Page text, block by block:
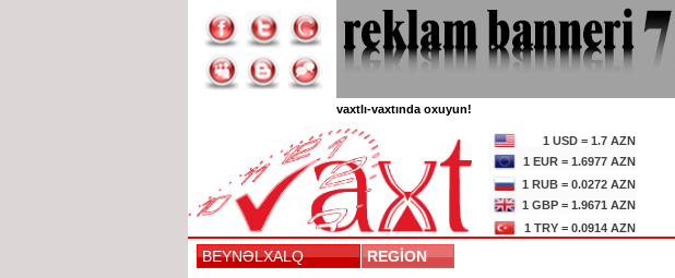
vaxtlı-vaxtında oxuyun!
1 USD = 1.7 AZN
1 EUR = 1.6977 AZN
1 RUB = 0.0272 AZN
1 GBP = 1.9671 AZN
1 TRY = 0.0914 AZN
BEYNƏLXALQ REGİON